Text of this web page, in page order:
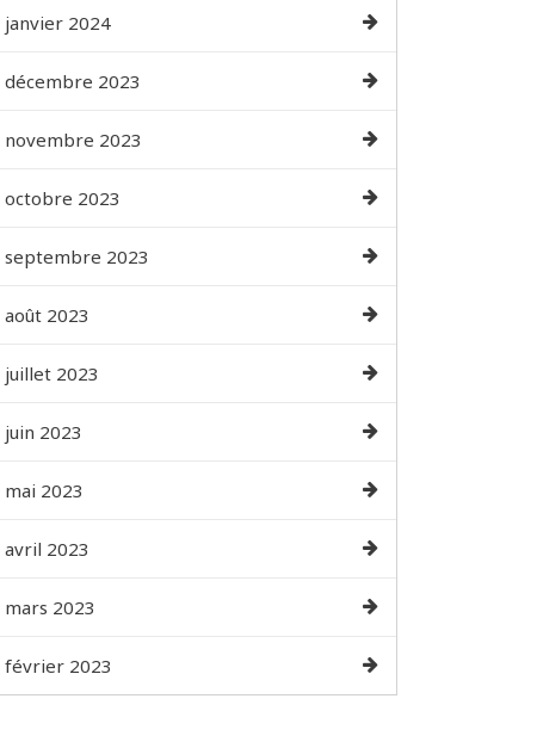
janvier 2024
décembre 2023
novembre 2023
octobre 2023
septembre 2023
août 2023
juillet 2023
juin 2023
mai 2023
avril 2023
mars 2023
février 2023